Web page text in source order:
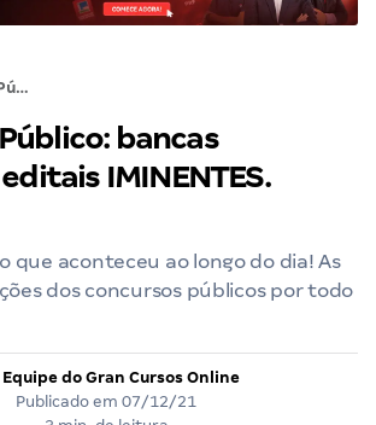
Concurso Público: bancas definidas; editais IMINENTES. VEJA!
bancas
IMINENTES.
que aconteceu ao longo do dia! As
dos concursos públicos por todo
Equipe do Gran Cursos Online
Publicado em 07/12/21